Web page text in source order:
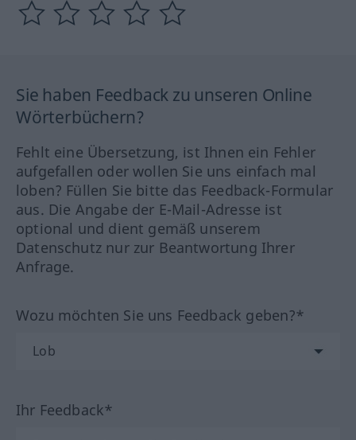
Sie haben Feedback zu unseren Online
Wörterbüchern?
Fehlt eine Übersetzung, ist Ihnen ein Fehler
aufgefallen oder wollen Sie uns einfach mal
loben? Füllen Sie bitte das Feedback-Formular
aus. Die Angabe der E-Mail-Adresse ist
optional und dient gemäß unserem
Datenschutz nur zur Beantwortung Ihrer
Anfrage.
Wozu möchten Sie uns Feedback geben?*
Ihr Feedback*